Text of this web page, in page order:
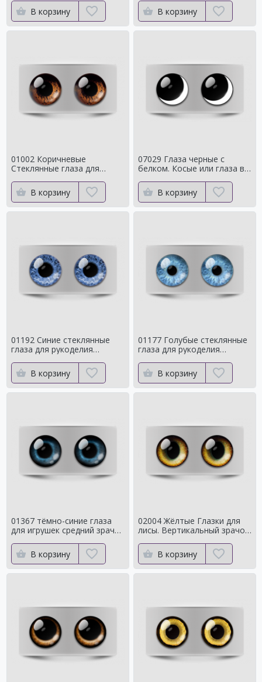
В корзину
цвет
В корзину
01002 Коричневые
Стеклянные глаза для
Натуральный цвет
В корзину
07029 Глаза черные с
белком. Косые или глаза в
В корзину
01192 Синие стеклянные
глаза для рукоделия
кукол В корзину
01177 Голубые стеклянные
глаза для рукоделия
В корзину
01367 тёмно-синие глаза
для игрушек средний зрачок
В корзину
02004 Жёлтые Глазки для
лисы. Вертикальный зрачок
В корзину